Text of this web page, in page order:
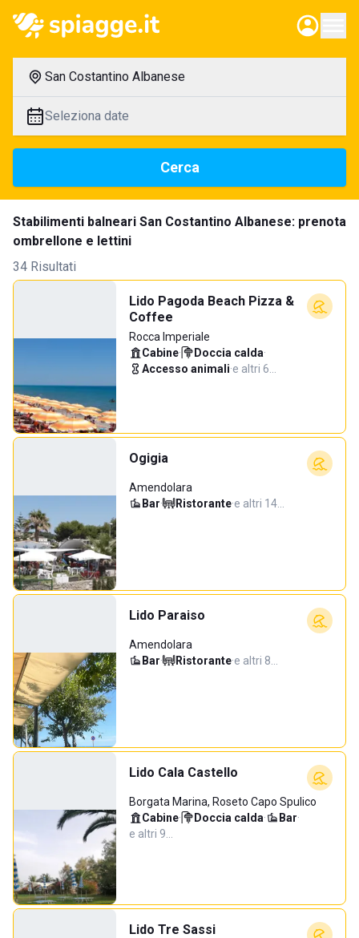
San Costantino Albanese
Seleziona date
Cerca
Stabilimenti balneari San Costantino Albanese: prenota
ombrellone e lettini
34 Risultati
Lido Pagoda Beach Pizza &
Coffee
Rocca Imperiale
Cabine· Doccia calda·
Accesso animali·e altri 6…
Ogigia
Amendolara
Bar· Ristorante·e altri 14…
Lido Paraiso
Amendolara
Bar· Ristorante·e altri 8…
Lido Cala Castello
Borgata Marina, Roseto Capo Spulico
Cabine· Doccia calda· Bar·
e altri 9…
Lido Tre Sassi